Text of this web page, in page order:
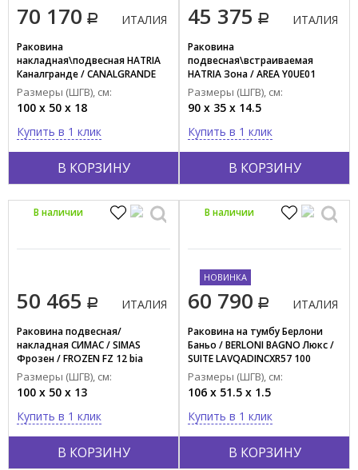
70 170
В КОРЗИНУ
ИТАЛИЯ
Раковина
накладная\подвесная HATRIA
Каналгранде / CANALGRANDE
Y1EL01
Размеры (ШГВ), см:
100 x 50 x 18
Купить в 1 клик
45 375
В КОРЗИНУ
ИТАЛИЯ
Раковина
подвесная\встраиваемая
HATRIA Зона / AREA Y0UE01
Размеры (ШГВ), см:
90 x 35 x 14.5
Купить в 1 клик
50 465
В КОРЗИНУ
ИТАЛИЯ
Раковина подвесная/
накладная СИМАС / SIMAS
Фрозен / FROZEN FZ 12 bia
Размеры (ШГВ), см:
100 x 50 x 13
Купить в 1 клик
В наличии
60 790
В КОРЗИНУ
ИТАЛИЯ
Раковина на тумбу Берлони
Баньо / BERLONI BAGNO Люкс /
SUITE LAVQADINCXR57 100
(000TC106AD)
Размеры (ШГВ), см:
106 x 51.5 x 1.5
Купить в 1 клик
В наличии
НОВИНКА